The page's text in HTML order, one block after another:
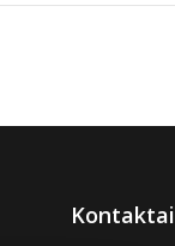
Kontaktai